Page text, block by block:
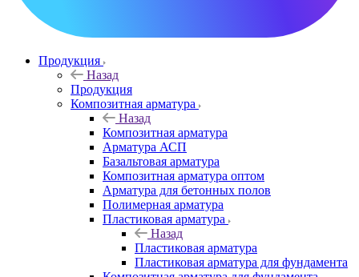
Продукция
Назад
Продукция
Композитная арматура
Назад
Композитная арматура
Арматура АСП
Базальтовая арматура
Композитная арматура оптом
Арматура для бетонных полов
Полимерная арматура
Пластиковая арматура
Назад
Пластиковая арматура
Пластиковая арматура для фундамента